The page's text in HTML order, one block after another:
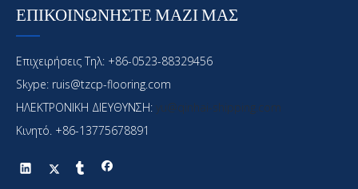
ΕΠΙΚΟΙΝΩΝΗΣΤΕ ΜΑΖΙ ΜΑΣ
Επιχειρήσεις Τηλ: +86-0523-88329456
Skype: ruis@tzcp-flooring.com
ΗΛΕΚΤΡΟΝΙΚΗ ΔΙΕΥΘΥΝΣΗ: yu@qinhai-shipping.com
Κινητό. +86-13775678891